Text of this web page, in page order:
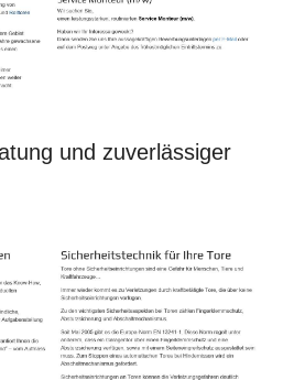
und zuverlässiger